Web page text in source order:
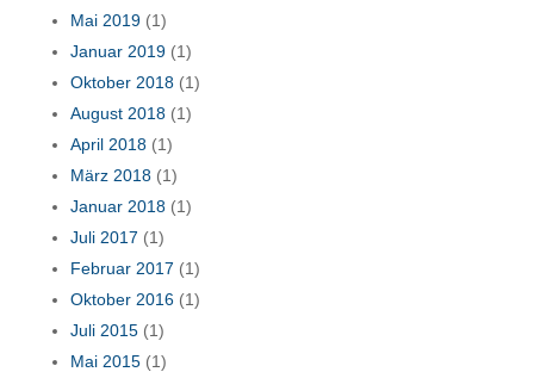
Mai 2019(1)
Januar 2019(1)
Oktober 2018(1)
August 2018(1)
April 2018(1)
März 2018(1)
Januar 2018(1)
Juli 2017 (1)
Februar 2017 (1)
Oktober 2016(1)
Juli 2015(1)
Mai 2015(1)